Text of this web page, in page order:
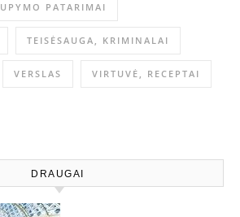
PATARIMAI
TEISĖSAUGA, KRIMINALAI
VERSLAS VIRTUVĖ, RECEPTAI
DRAUGAI